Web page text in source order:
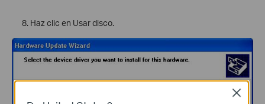
Haz clic en Usar disco.
Close